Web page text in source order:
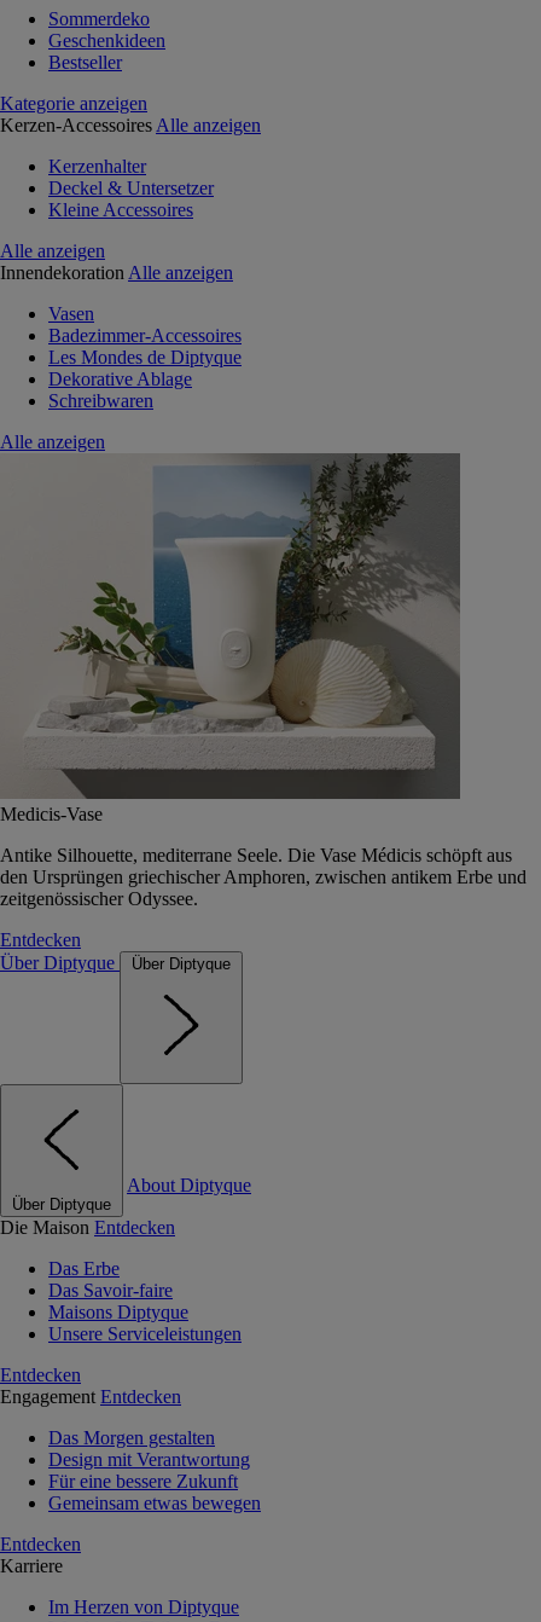
Sommerdeko
Geschenkideen
Bestseller
Kategorie anzeigen
Kerzen-Accessoires Alle anzeigen
Kerzenhalter
Deckel & Untersetzer
Kleine Accessoires
Alle anzeigen
Innendekoration Alle anzeigen
Vasen
Badezimmer-Accessoires
Les Mondes de Diptyque
Dekorative Ablage
Schreibwaren
Alle anzeigen
Medicis-Vase
Antike Silhouette, mediterrane Seele. Die Vase Médicis schöpft aus
den Ursprüngen griechischer Amphoren, zwischen antikem Erbe und
zeitgenössischer Odyssee.
Entdecken
Über Diptyque
Über Diptyque
Über Diptyque
About Diptyque
Die Maison Entdecken
Das Erbe
Das Savoir-faire
Maisons Diptyque
Unsere Serviceleistungen
Entdecken
Engagement Entdecken
Das Morgen gestalten
Design mit Verantwortung
Für eine bessere Zukunft
Gemeinsam etwas bewegen
Entdecken
Karriere
Im Herzen von Diptyque